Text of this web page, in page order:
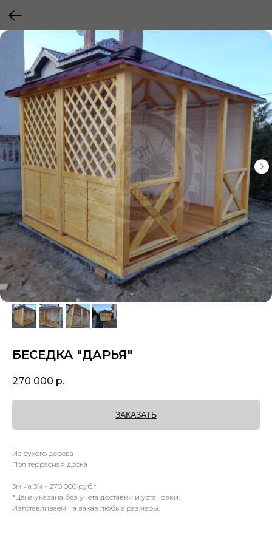
БЕСЕДКА "ДАРЬЯ"
270 000 р.
ЗАКАЗАТЬ
Из сухого дерева
Пол террасная доска
3м на 3м - 270 000 руб.*
*Цена указана без учета доставки и установки.
Изготавливаем на заказ любые размеры.